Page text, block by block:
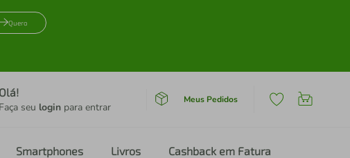
Quero
Olá!
Faça seu login para entrar
Meus Pedidos
Smartphones Livros Cashback em Fatura